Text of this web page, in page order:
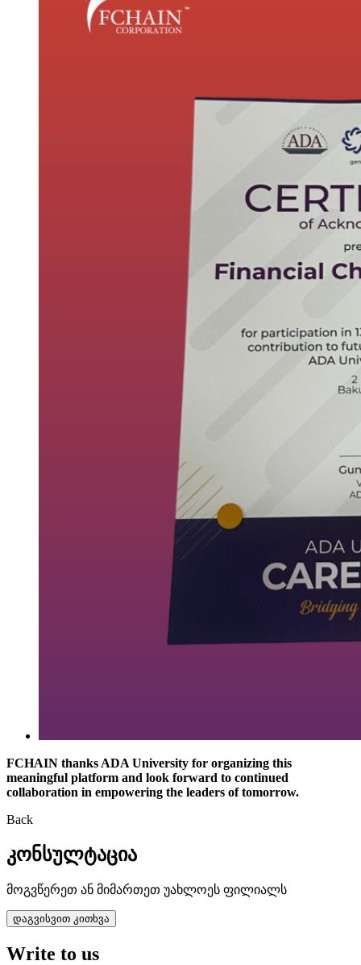
FCHAIN thanks ADA University for organizing this
meaningful platform and look forward to continued
collaboration in empowering the leaders of tomorrow.
Back
კონსულტაცია
მოგვწერეთ ან მიმართეთ უახლოეს ფილიალს
დაგვისვით კითხვა
Write to us